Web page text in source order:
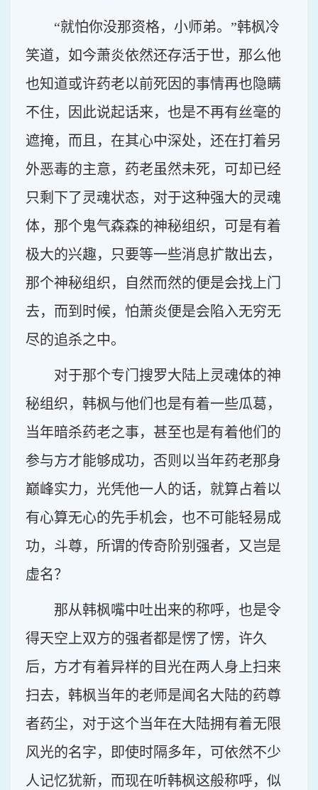
“就怕你没那资格，小师弟。”韩枫冷
笑道，如今萧炎依然还存活于世，那么他
也知道或许药老以前死因的事情再也隐瞒
不住，因此说起话来，也是不再有丝毫的
遮掩，而且，在其心中深处，还在打着另
外恶毒的主意，药老虽然未死，可却已经
只剩下了灵魂状态，对于这种强大的灵魂
体，那个鬼气森森的神秘组织，可是有着
极大的兴趣，只要等一些消息扩散出去，
那个神秘组织，自然而然的便是会找上门
去，而到时候，怕萧炎便是会陷入无穷无
尽的追杀之中。
对于那个专门搜罗大陆上灵魂体的神
秘组织，韩枫与他们也是有着一些瓜葛，
当年暗杀药老之事，甚至也是有着他们的
参与方才能够成功，否则以当年药老那身
巅峰实力，光凭他一人的话，就算占着以
有心算无心的先手机会，也不可能轻易成
功，斗尊，所谓的传奇阶别强者，又岂是
虚名？
那从韩枫嘴中吐出来的称呼，也是令
得天空上双方的强者都是愣了愣，许久
后，方才有着异样的目光在两人身上扫来
扫去，韩枫当年的老师是闻名大陆的药尊
者药尘，对于这个当年在大陆拥有着无限
风光的名字，即使时隔多年，可依然不少
人记忆犹新，而现在听韩枫这般称呼，似